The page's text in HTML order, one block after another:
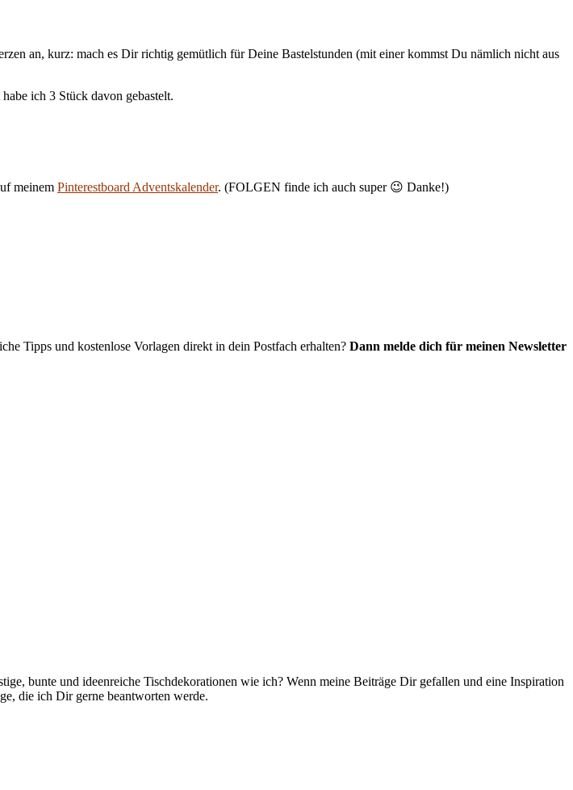
an, kurz: mach es Dir richtig gemütlich für Deine Bastelstunden (mit einer kommst Du nämlich nicht aus
ich 3 Stück davon gebastelt.
meinem Pinterestboard Adventskalender. (FOLGEN finde ich auch super 😉 Danke!)
Tipps und kostenlose Vorlagen direkt in dein Postfach erhalten? Dann melde dich für meinen Newsletter
bunte und ideenreiche Tischdekorationen wie ich? Wenn meine Beiträge Dir gefallen und eine Inspiration
die ich Dir gerne beantworten werde.